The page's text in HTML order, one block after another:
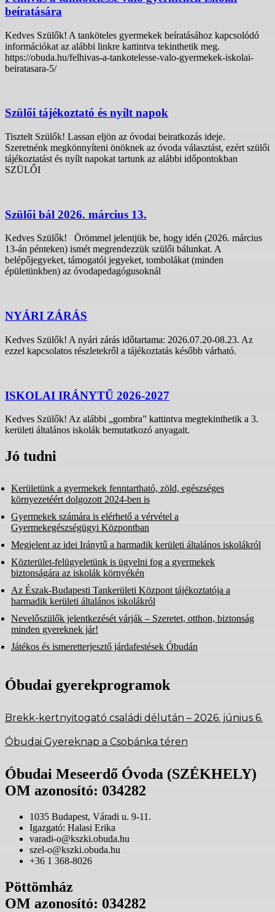
beíratására
Kedves Szülők! A tanköteles gyermekek beíratásához kapcsolódó
információkat az alábbi linkre kattintva tekinthetik meg.
https://obuda.hu/felhivas-a-tankotelesse-valo-gyermekek-iskolai-
beiratasara-5/
Szülői tájékoztató és nyílt napok
Tisztelt Szülők! Lassan eljön az óvodai beiratkozás ideje.
Szeretnénk megkönnyíteni önöknek az óvoda választást, ezért szülői
tájékoztatást és nyílt napokat tartunk az alábbi időpontokban
SZÜLŐI
Szülői bál 2026. március 13.
Kedves Szülők! Örömmel jelentjük be, hogy idén (2026. március
13-án pénteken) ismét megrendezzük szülői bálunkat. A
belépőjegyeket, támogatói jegyeket, tombolákat (minden
épületünkben) az óvodapedagógusoknál
NYÁRI ZÁRÁS
Kedves Szülők! A nyári zárás időtartama: 2026.07.20-08.23. Az
ezzel kapcsolatos részletekről a tájékoztatás később várható.
ISKOLAI IRÁNYTŰ 2026-2027
Kedves Szülők! Az alábbi „gombra” kattintva megtekinthetik a 3.
kerületi általános iskolák bemutatkozó anyagait.
Jó tudni
Kerületünk a gyermekek fenntartható, zöld, egészséges
környezetéért dolgozott 2024-ben is
Gyermekek számára is elérhető a vérvétel a
Gyermekegészségügyi Központban
Megjelent az idei Iránytű a harmadik kerületi általános iskolákról
Közterület-felügyeletünk is ügyelni fog a gyermekek
biztonságára az iskolák környékén
Az Észak-Budapesti Tankerületi Központ tájékoztatója a
harmadik kerületi általános iskolákról
Nevelőszülők jelentkezését várják – Szeretet, otthon, biztonság
minden gyereknek jár!
Játékos és ismeretterjesztő járdafestések Óbudán
Óbudai gyerekprogramok
Brekk-kertnyitogató családi délután – 2026. június 6.
Óbudai Gyereknap a Csobánka téren
Óbudai Meseerdő Óvoda (SZÉKHELY)
OM azonosító: 034282
1035 Budapest, Váradi u. 9-11.
Igazgató: Halasi Erika
varadi-o@kszki.obuda.hu
szel-o@kszki.obuda.hu
+36 1 368-8026
Pöttömház
OM azonosító: 034282